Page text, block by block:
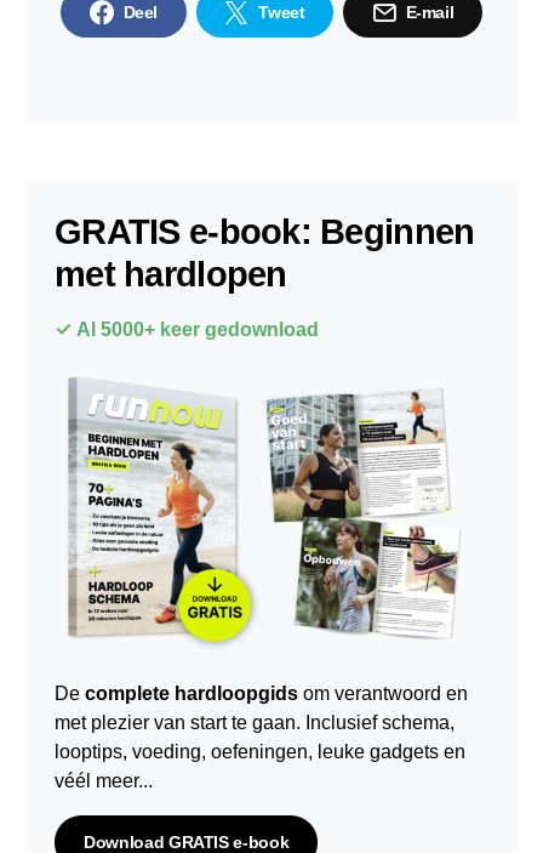
Deel Tweet E-mail
GRATIS e-book: Beginnen
met hardlopen
✓ Al 5000+ keer gedownload
De complete hardloopgids om verantwoord en
met plezier van start te gaan. Inclusief schema,
looptips, voeding, oefeningen, leuke gadgets en
véél meer...
Download GRATIS e-book